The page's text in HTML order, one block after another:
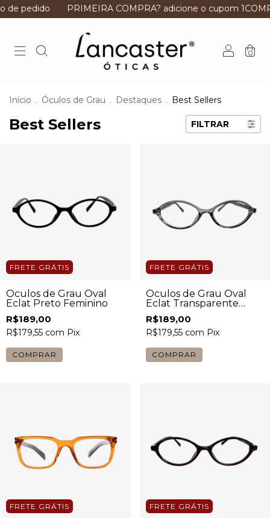
PRIMEIRA COMPRA? adicione o cupom 1COMPRA e
0
Início . Óculos de Grau . Destaques . Best Sellers
Best Sellers FILTRAR
FRETE GRÁTIS
Óculos de Grau Oval
Eclat Preto Feminino
R$189,00
R$179,55 com Pix
COMPRAR
FRETE GRÁTIS
Óculos de Grau Oval
Eclat Transparente
Cristal Grey Feminino
R$189,00
R$179,55 com Pix
COMPRAR
FRETE GRÁTIS FRETE GRÁTIS